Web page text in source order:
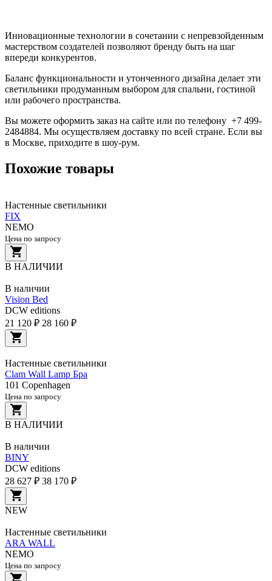
Инновационные технологии в сочетании с непревзойденным
мастерством создателей позволяют бренду быть на шаг
впереди конкурентов.
Баланс функциональности и утонченного дизайна делает эти
светильники продуманным выбором для спальни, гостиной
или рабочего пространства.
Вы можете оформить заказ на сайте или по телефону +7 499-
2484884. Мы осуществляем доставку по всей стране. Если вы
в Москве, приходите в шоу-рум.
Похожие товары
Настенные светильники
FIX
NEMO
Цена по запросу
В НАЛИЧИИ
В наличии
Vision Bed
DCW editions
21 120 ₽ 28 160 ₽
Настенные светильники
Clam Wall Lamp Бра
101 Copenhagen
Цена по запросу
В НАЛИЧИИ
В наличии
BINY
DCW editions
28 627 ₽ 38 170 ₽
NEW
Настенные светильники
ARA WALL
NEMO
Цена по запросу